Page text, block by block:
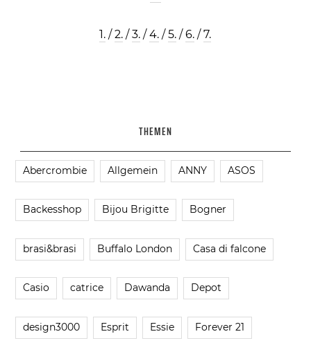
1. /2. /3. /4. /5. /6. /7.
THEMEN
Abercrombie Allgemein ANNY ASOS
Backesshop Bijou Brigitte Bogner
brasi&brasi Buffalo London Casa di falcone
Casio catrice Dawanda Depot
design3000 Esprit Essie Forever 21